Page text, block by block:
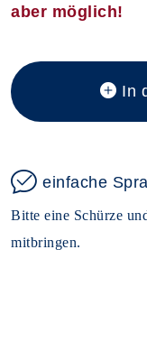
aber möglich!
In
einfache
Bitte eine Schürze
mitbringen.